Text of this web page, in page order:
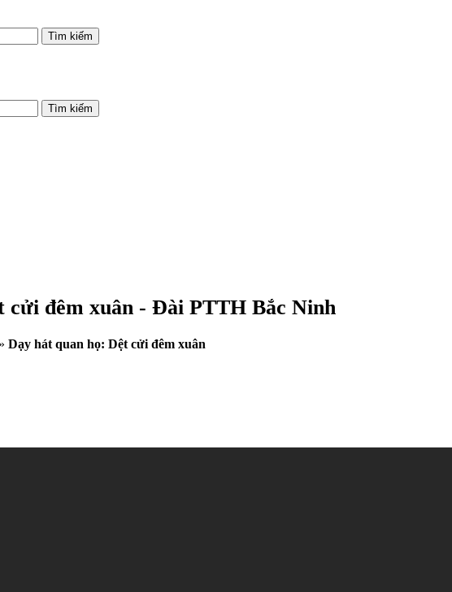
cửi đêm xuân - Đài PTTH Bắc Ninh
» Dạy hát quan họ: Dệt cửi đêm xuân